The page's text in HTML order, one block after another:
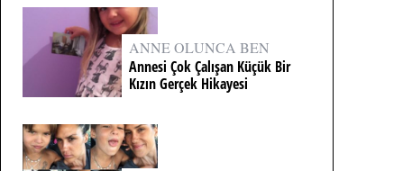
ANNE OLUNCA BEN
Annesi Çok Çalışan Küçük Bir
Kızın Gerçek Hikayesi